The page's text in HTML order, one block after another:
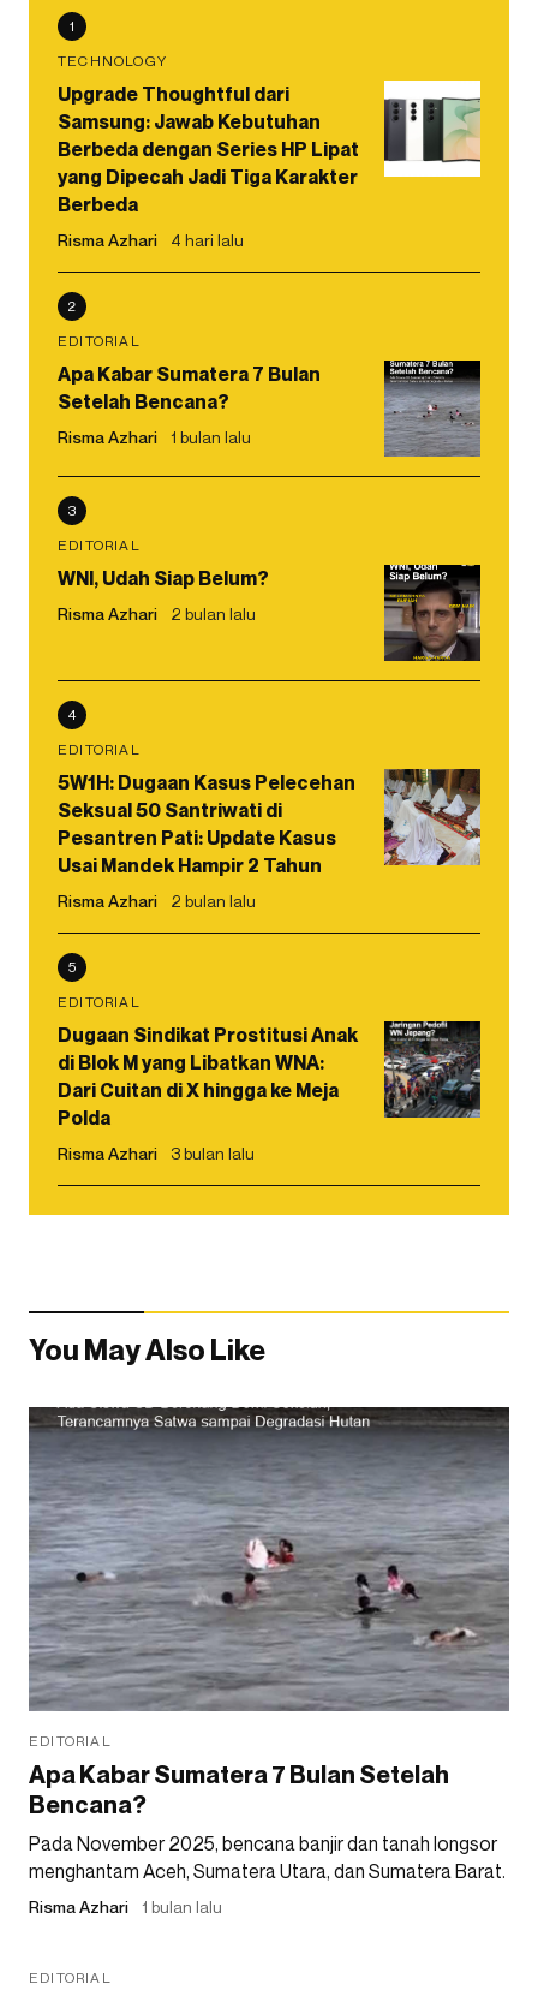
1
TECHNOLOGY
Upgrade Thoughtful dari
Samsung: Jawab Kebutuhan
Berbeda dengan Series HP Lipat
yang Dipecah Jadi Tiga Karakter
Berbeda
Risma Azhari 4 hari lalu
2
EDITORIAL
Apa Kabar Sumatera 7 Bulan
Setelah Bencana?
Risma Azhari 1 bulan lalu
3
EDITORIAL
WNI, Udah Siap Belum?
Risma Azhari 2 bulan lalu
4
EDITORIAL
5W1H: Dugaan Kasus Pelecehan
Seksual 50 Santriwati di
Pesantren Pati: Update Kasus
Usai Mandek Hampir 2 Tahun
Risma Azhari 2 bulan lalu
5
EDITORIAL
Dugaan Sindikat Prostitusi Anak
di Blok M yang Libatkan WNA:
Dari Cuitan di X hingga ke Meja
Polda
Risma Azhari 3 bulan lalu
You May Also Like
EDITORIAL
Apa Kabar Sumatera 7 Bulan Setelah
Bencana?
Pada November 2025, bencana banjir dan tanah longsor
menghantam Aceh, Sumatera Utara, dan Sumatera Barat.
Risma Azhari 1 bulan lalu
EDITORIAL